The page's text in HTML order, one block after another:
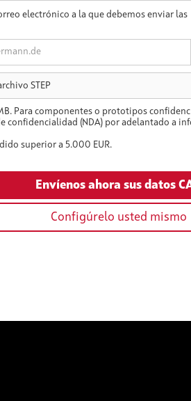
electrónico a la que debemos enviar las
STEP
Para componentes o prototipos
confidencialidad (NDA) por adelantado a
superior a 5.000 EUR.
Configúrelo usted mismo